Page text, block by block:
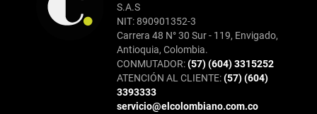
S.A.S
NIT: 890901352-3
Carrera 48 N° 30 Sur - 119, Envigado,
Antioquia, Colombia.
CONMUTADOR:(57) (604) 3315252
ATENCIÓN AL CLIENTE:(57) (604)
3393333
servicio@elcolombiano.com.co